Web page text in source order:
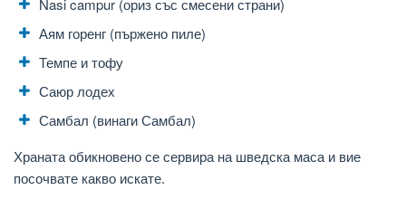
Аям горенг (пържено пиле)
Темпе и тофу
Саюр лодех
Самбал (винаги Самбал)
Храната обикновено се сервира на шведска маса и вие
посочвате какво искате.